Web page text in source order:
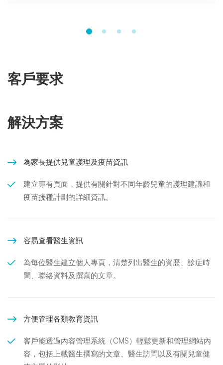
客戶要求
解決方案
為家長提供兒童護理及疫苗資訊
建立專有頁面，提供有關針對不同年齡兒童的護理建議和
疫苗接種計劃的詳細資訊。
容易查看醫生資訊
為每位醫生建立個人專頁，清楚列出醫生的資歷、診症時
間、聯絡資料及撰寫的文章。
方便管理各類教育資訊
客戶能透過內容管理系統（CMS）輕鬆更新和管理網站內
容，包括上載醫生撰寫的文章、醫生訪問以及有關兒童健